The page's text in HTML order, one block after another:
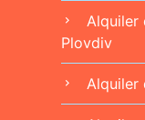
chevron_right
Alquiler
Plovdiv
chevron_right Alquiler